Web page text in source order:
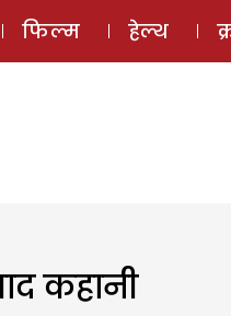
ई-मैगज़ीन
फिल्म हेल्थ
कहानी